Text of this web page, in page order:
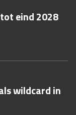
eind 2028
wildcard in